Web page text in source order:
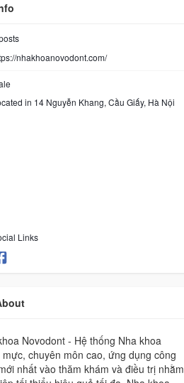
nhakhoanovodont.com/
in 14 Nguyễn Khang, Cầu Giấy, Hà Nội
Links
Novodont - Hệ thống Nha khoa
mực, chuyên môn cao, ứng dụng công
nhất vào thăm khám và điều trị nhằm